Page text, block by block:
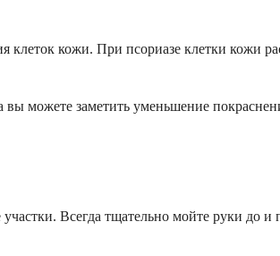
кожи. При псориазе клетки кожи
можете заметить уменьшение
Всегда тщательно мойте руки до и